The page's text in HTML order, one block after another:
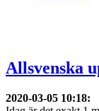
Allsvenska
2020-03-05 10:18: